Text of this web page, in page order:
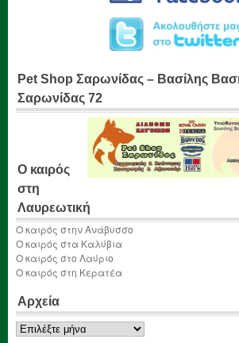
Pet Shop Σαρωνίδας – Βασίλης
Σαρωνίδας 72
Ο καιρός
στη
Λαυρεωτική
Ο καιρός στην Ανάβυσσο
Ο καιρός στα Καλύβια
Ο καιρός στο Λαύριο
Ο καιρός στη Κερατέα
Αρχεία
Αρχεία